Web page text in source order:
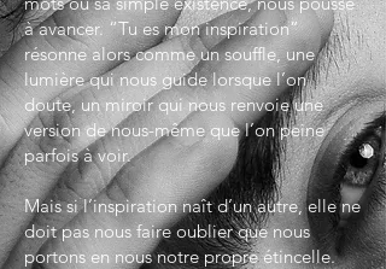
à avancer. “Tu es mon inspiration”
résonne alors comme un souffle, une
lumière qui nous guide lorsque l’on
doute, un miroir qui nous renvoie une
version de nous-même que l’on peine
parfois à voir.
Mais si l’inspiration naît d’un autre, elle ne
doit pas nous faire oublier que nous
portons en nous notre propre étincelle.